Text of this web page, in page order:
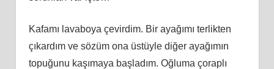
Kafamı lavaboya çevirdim. Bir ayağımı terlikten
çıkardım ve sözüm ona üstüyle diğer ayağımın
topuğunu kaşımaya başladım. Oğluma çoraplı